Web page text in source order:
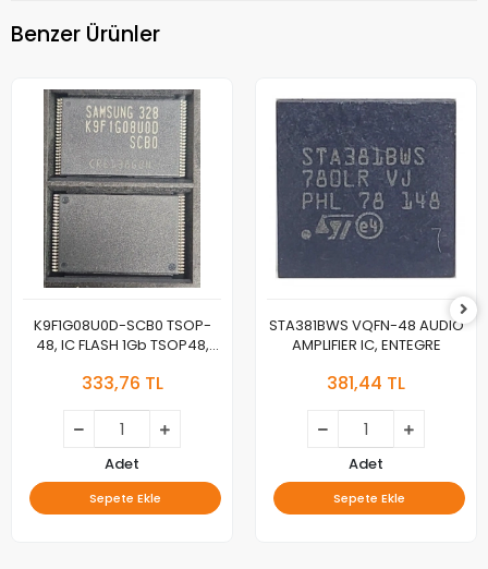
Benzer Ürünler
K9F1G08U0D-SCB0 TSOP-
48, IC FLASH 1Gb TSOP48,
333,76 TL
Adet
Sepete Ekle
STA381BWS VQFN-48 AUDIO
AMPLIFIER IC, ENTEGRE
381,44 TL
Adet
Sepete Ekle